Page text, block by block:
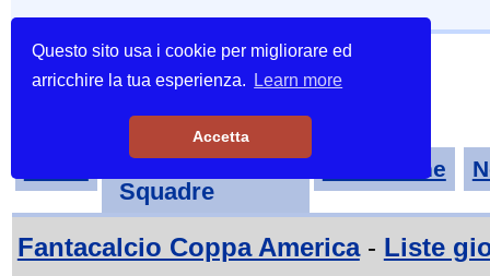
Questo sito usa i cookie per migliorare ed
arricchire la tua esperienza.
Learn more
Accetta
Tornei-
Squadre
Classifiche
Fantacalcio Coppa America- Liste